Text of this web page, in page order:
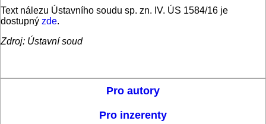
Text nálezu Ústavního soudu sp. zn. IV. ÚS 1584/16 je
dostupný zde.
Zdroj: Ústavní soud
Pro autory
Pro inzerenty